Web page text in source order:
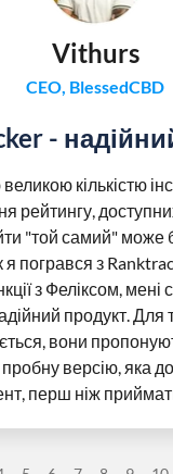
Vithurs
CEO, BlessedCBD
-
кількістю
рейтингу,
"той самий" може
я погрався з
з Феліксом, мені
продукт. Для
вони
версію, яка
перш ніж